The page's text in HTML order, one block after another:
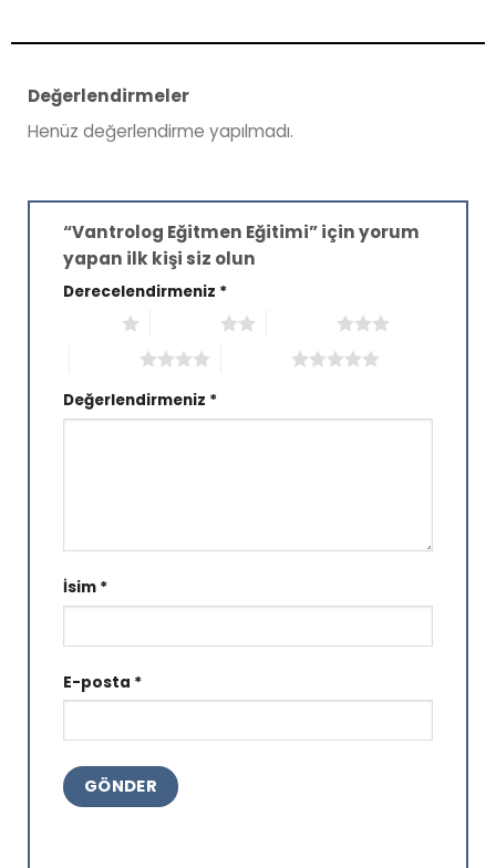
Değerlendirmeler
Henüz değerlendirme yapılmadı.
“Vantrolog Eğitmen Eğitimi” için yorum
yapan ilk kişi siz olun
Derecelendirmeniz *
Değerlendirmeniz *
İsim *
E-posta *